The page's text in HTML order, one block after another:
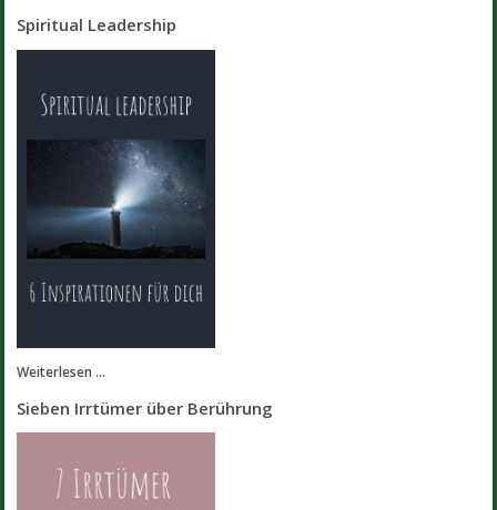
Spiritual Leadership
Weiterlesen ...
Sieben Irrtümer über Berührung